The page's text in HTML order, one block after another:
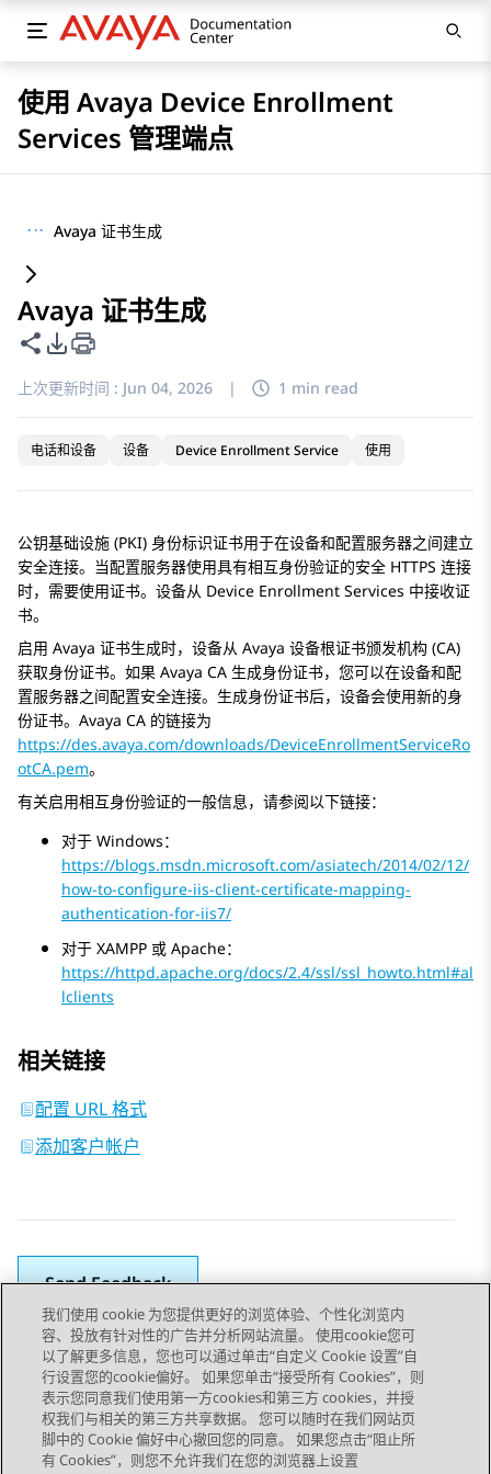
使用 Avaya Device Enrollment
Services 管理端点
··· Avaya 证书生成
Avaya 证书生成
共享此页面
PDF 导出选项
上次更新时间 : Jun 04, 2026 | 1 min read
电话和设备 设备 Device Enrollment Service 使用
公钥基础设施 (PKI) 身份标识证书用于在设备和配置服务器之间建立
安全连接。当配置服务器使用具有相互身份验证的安全 HTTPS 连接
时，需要使用证书。设备从 Device Enrollment Services 中接收证
书。
启用 Avaya 证书生成时，设备从 Avaya 设备根证书颁发机构 (CA)
获取身份证书。如果 Avaya CA 生成身份证书，您可以在设备和配
置服务器之间配置安全连接。生成身份证书后，设备会使用新的身
份证书。 Avaya CA 的链接为
https://des.avaya.com/downloads/DeviceEnrollmentServiceRo
otCA.pem。
有关启用相互身份验证的一般信息，请参阅以下链接：
对于 Windows：
https://blogs.msdn.microsoft.com/asiatech/2014/02/12/
how-to-configure-iis-client-certificate-mapping-
authentication-for-iis7/
对于 XAMPP 或 Apache：
https://httpd.apache.org/docs/2.4/ssl/ssl_howto.html#al
lclients
相关链接
配置 URL 格式
添加客户帐户
Send Feedback
Topic navigation
上一主题 下一主题
STAY CONNECTED
我们使用 cookie 为您提供更好的浏览体验、个性化浏览内
容、投放有针对性的广告并分析网站流量。 使用cookie您可
以了解更多信息，您也可以通过单击“自定义 Cookie 设置”自
行设置您的cookie偏好。 如果您单击“接受所有 Cookies”，则
表示您同意我们使用第一方cookies和第三方 cookies，并授
权我们与相关的第三方共享数据。 您可以随时在我们网站页
脚中的 Cookie 偏好中心撤回您的同意。 如果您点击“阻止所
有 Cookies”，则您不允许我们在您的浏览器上设置